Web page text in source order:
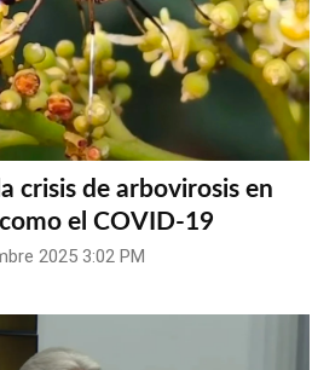
crisis de arbovirosis en
el COVID-19
2025 3:02 PM